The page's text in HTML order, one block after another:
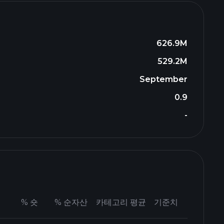
626.9M
529.2M
September
0.9
-
% 숏 % 순자산 카테고리 평균 기준치